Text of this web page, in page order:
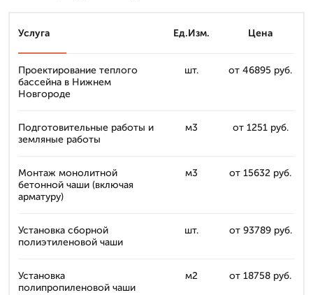
Услуга Ед.Изм. Цена
Проектирование теплого
бассейна в Нижнем
Новгороде
шт. от 46895 руб.
Подготовительные работы и
земляные работы
м3 от 1251 руб.
Монтаж монолитной
бетонной чаши (включая
арматуру)
м3 от 15632 руб.
Установка сборной
полиэтиленовой чаши
шт. от 93789 руб.
Установка
полипропиленовой чаши
м2 от 18758 руб.